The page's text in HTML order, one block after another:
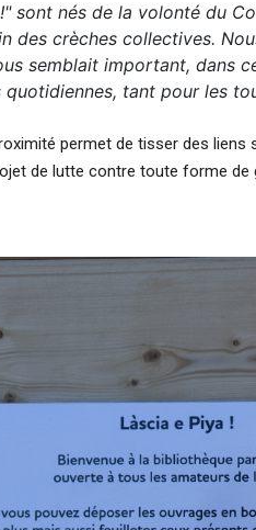
sont nés de la volonté du
des crèches collectives.
semblait important, dans
tant pour les
permet de tisser des
de lutte contre toute forme de